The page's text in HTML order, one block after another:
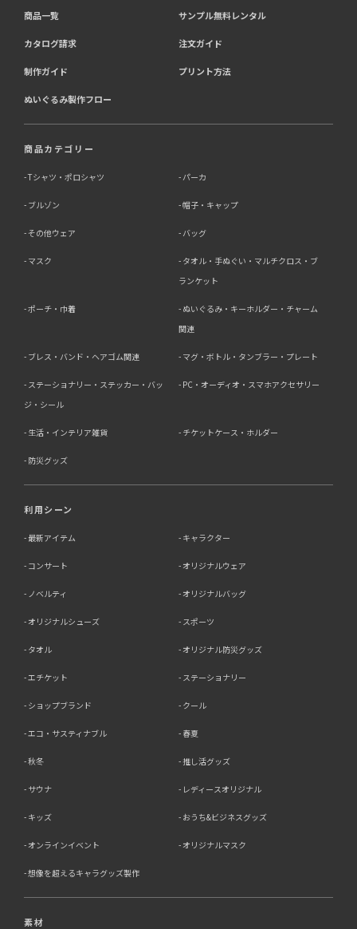
商品一覧 サンプル無料レンタル
カタログ請求 注文ガイド
制作ガイド プリント方法
ぬいぐるみ製作フロー
商品カテゴリー
Tシャツ・ポロシャツ パーカ
ブルゾン 帽子・キャップ
その他ウェア バッグ
マスク
タオル・手ぬぐい・マルチクロス・ブ
ランケット
ポーチ・巾着
ぬいぐるみ・キーホルダー・チャーム
関連
ブレス・バンド・ヘアゴム関連 マグ・ボトル・タンブラー・プレート
ステーショナリー・ステッカー・バッ
ジ・シール
PC・オーディオ・スマホアクセサリー
生活・インテリア雑貨 チケットケース・ホルダー
防災グッズ
利用シーン
最新アイテム キャラクター
コンサート オリジナルウェア
ノベルティ オリジナルバッグ
オリジナルシューズ スポーツ
タオル オリジナル防災グッズ
エチケット ステーショナリー
ショップブランド クール
エコ・サスティナブル 春夏
秋冬 推し活グッズ
サウナ レディースオリジナル
キッズ おうち&ビジネスグッズ
オンラインイベント オリジナルマスク
想像を超えるキャラグッズ製作
素材